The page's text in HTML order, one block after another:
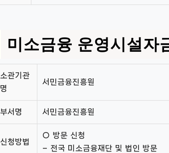
미소금융 운영시설자
소관기관
명
서민금융진흥원
부서명 서민금융진흥원
신청방법
○ 방문 신청
– 전국 미소금융재단 및 법인 방문